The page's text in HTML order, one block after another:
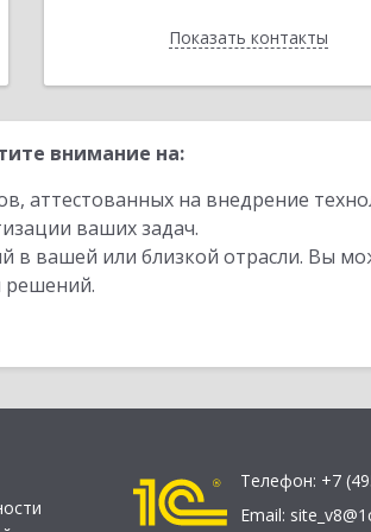
Показать контакты
Назад
внимание на:
аттестованных на внедрение
ваших задач.
в вашей или близкой отрасли. Вы
решений.
Телефон: +7
Email: